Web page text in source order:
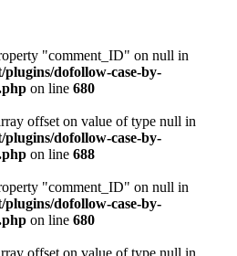
"comment_ID" on null in
dofollow-case-by-
on line 680
offset on value of type null in
dofollow-case-by-
on line 688
"comment_ID" on null in
dofollow-case-by-
on line 680
offset on value of type null in